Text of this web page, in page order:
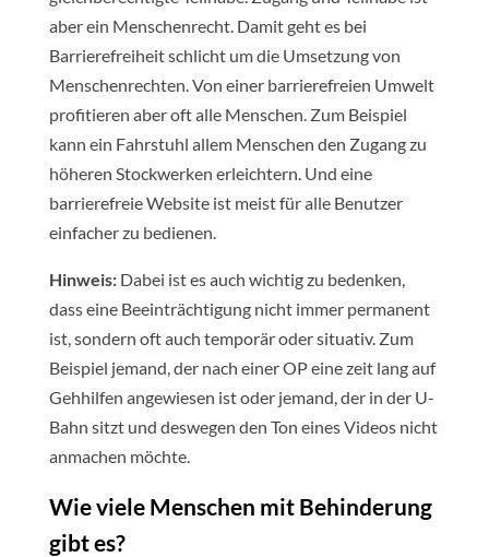
aber ein Menschenrecht. Damit geht es bei
Barrierefreiheit schlicht um die Umsetzung von
Menschenrechten. Von einer barrierefreien Umwelt
profitieren aber oft alle Menschen. Zum Beispiel
kann ein Fahrstuhl allem Menschen den Zugang zu
höheren Stockwerken erleichtern. Und eine
barrierefreie Website ist meist für alle Benutzer
einfacher zu bedienen.
Hinweis: Dabei ist es auch wichtig zu bedenken,
dass eine Beeinträchtigung nicht immer permanent
ist, sondern oft auch temporär oder situativ. Zum
Beispiel jemand, der nach einer OP eine zeit lang auf
Gehhilfen angewiesen ist oder jemand, der in der U-
Bahn sitzt und deswegen den Ton eines Videos nicht
anmachen möchte.
Wie viele Menschen mit Behinderung
gibt es?